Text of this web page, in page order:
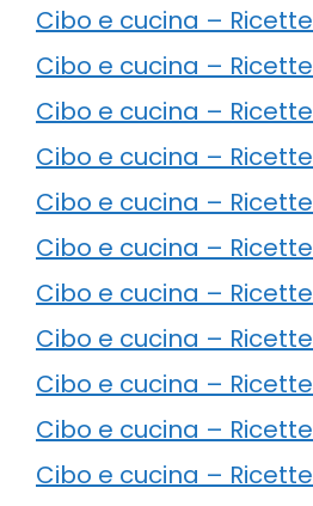
Cibo e cucina –
Cibo e cucina –
Cibo e cucina –
Cibo e cucina –
Cibo e cucina –
Cibo e cucina –
Cibo e cucina –
Cibo e cucina –
Cibo e cucina –
Cibo e cucina –
Cibo e cucina –